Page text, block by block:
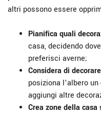
altri possono essere
Pianifica quali
casa, decidendo
preferisci averne;
Considera di
posiziona l’albero
aggiungi altre
Crea zone della casa